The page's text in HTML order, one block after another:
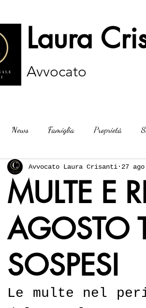
Laura
Avvocato
News Famiglia Proprietà
MULTE E
AGOSTO
SOSPESI
Avvocato Laura Crisanti 27
Le multe nel